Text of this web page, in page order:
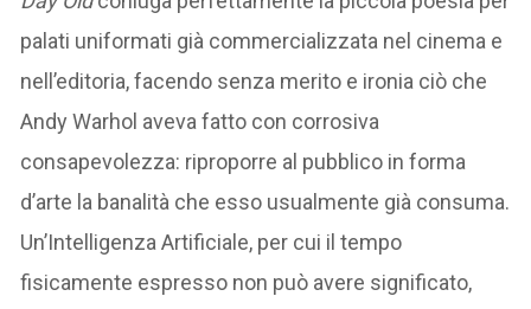
palati uniformati già commercializzata nel cinema e
nell’editoria, facendo senza merito e ironia ciò che
Andy Warhol aveva fatto con corrosiva
consapevolezza: riproporre al pubblico in forma
d’arte la banalità che esso usualmente già consuma.
Un’Intelligenza Artificiale, per cui il tempo
fisicamente espresso non può avere significato,